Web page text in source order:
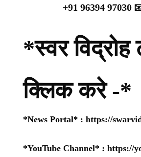
+91 96394
*स्वर
क्लिक करे -*
*News Portal* : https://
*YouTube Channel* : https://